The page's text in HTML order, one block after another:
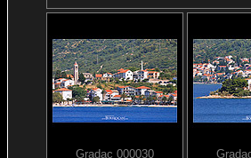
Gradac 000030